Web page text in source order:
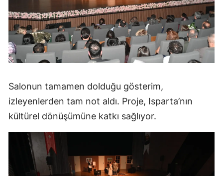
Salonun tamamen dolduğu gösterim,
izleyenlerden tam not aldı. Proje, Isparta’nın
kültürel dönüşümüne katkı sağlıyor.